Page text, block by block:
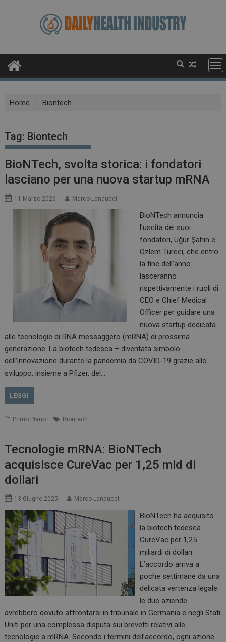
Home Biontech
Tag: Biontech
BioNTech, svolta storica: i fondatori
lasciano per una nuova startup mRNA
11 Marzo 2026 Marco Landucci
BioNTech annuncia
l’uscita dei suoi
fondatori, Uğur Şahin e
Özlem Türeci, che entro
la fine dell’anno
lasceranno
rispettivamente i ruoli di
CEO e Chief Medical
Officer per guidare una
nuova startup dedicata
alle tecnologie di RNA messaggero (mRNA) di prossima
generazione. La biotech tedesca – diventata simbolo
dell’innovazione durante la pandemia da COVID-19 grazie allo
sviluppo, insieme a Pfizer, del…
LEGGI
Primo Piano Biontech
Tecnologie mRNA: BioNTech
acquisisce CureVac per 1,25 mld di
dollari
13 Giugno 2025 Marco Landucci
BioNTech ha acquisito
la biotech tedesca
CureVac per 1,25
miliardi di dollari.
L’accordo arriva a
poche settimane da una
delicata vertenza legale:
le due aziende
avrebbero dovuto affrontarsi in tribunale in Germania e negli Stati
Uniti per una complessa disputa sui brevetti relativi alle
tecnologie a mRNA. Secondo i termini dell’accordo, ogni azione